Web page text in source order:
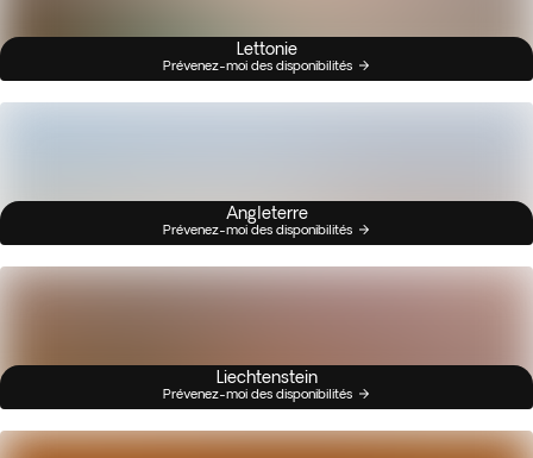
Lettonie
Prévenez-moi des disponibilités
Angleterre
Prévenez-moi des disponibilités
Liechtenstein
Prévenez-moi des disponibilités